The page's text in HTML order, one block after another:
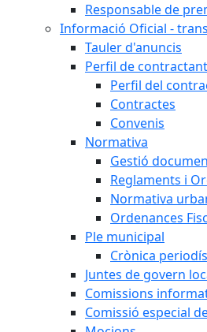
Responsable de
Informació Oficial -
Tauler d'anuncis
Perfil de
Perfil del
Contractes
Convenis
Normativa
Gestió
Reglaments i
Normativa
Ordenances
Ple municipal
Crònica
Juntes de govern
Comissions
Comissió especial